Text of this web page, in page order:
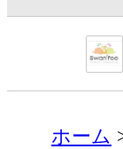
ホーム